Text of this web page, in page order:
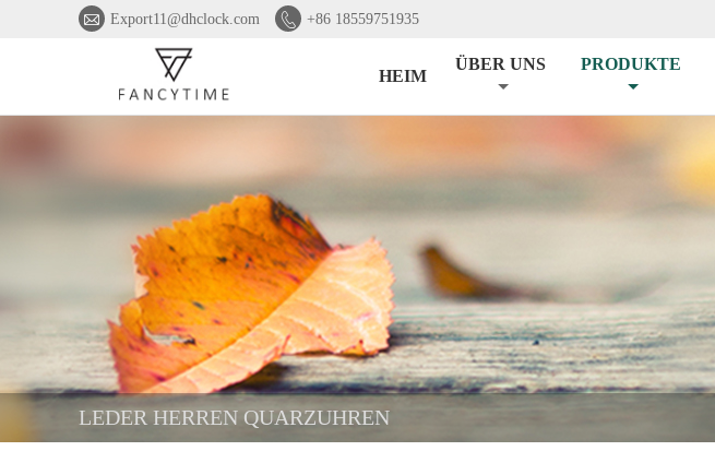
 Export11@dhclock.com  +86 18559751935
HEIM
ÜBER UNS PRODUKTE
LEDER HERREN QUARZUHREN